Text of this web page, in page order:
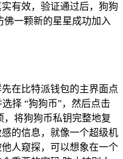
有效，验证通过后，狗狗
一颗新的星星成功加入
在比特派钱包的主界面点
择 “狗狗币”，然后点击
，将狗狗币私钥完整地复
的信息，就像一个超级机
人窥探，可以想象在一个